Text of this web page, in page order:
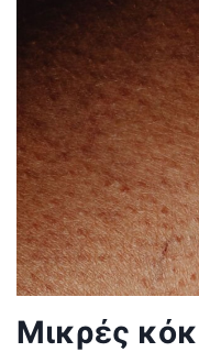
Μικρές